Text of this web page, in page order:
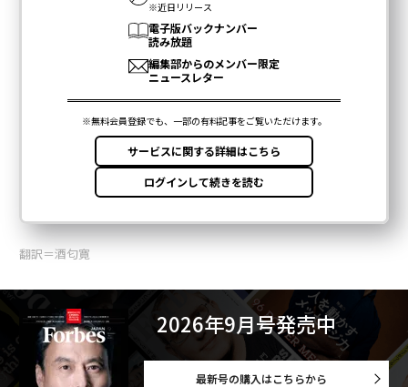
翻訳＝酒匂寛
2026年9月号発売中
最新号の購入はこちらから